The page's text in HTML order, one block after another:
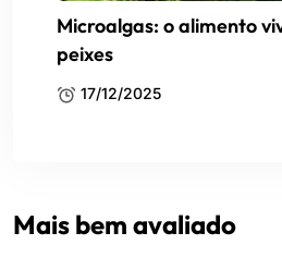
Microalgas: o alimento
peixes
17/12/2025
Mais bem avaliado